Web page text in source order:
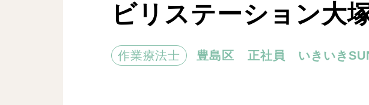
ビリステーション大
作業療法士 豊島区 正社員 いきいき